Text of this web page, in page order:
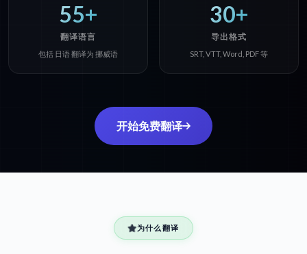
55+
翻译语言
包括 日语 翻译为 挪威语
30+
导出格式
SRT, VTT, Word, PDF 等
开始免费翻译
为什么翻译